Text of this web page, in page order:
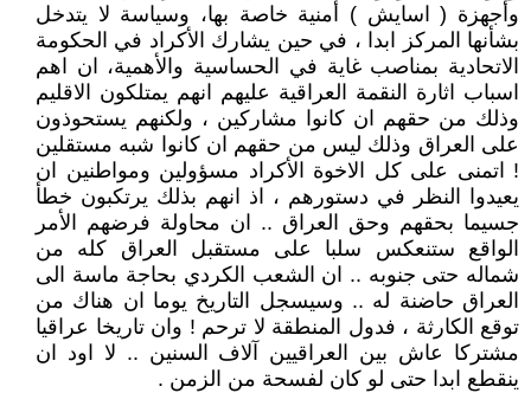
وأجهزة ( اسايش ) أمنية خاصة بها، وسياسة لا يتدخل
بشأنها المركز ابدا ، في حين يشارك الأكراد في الحكومة
الاتحادية بمناصب غاية في الحساسية والأهمية، ان اهم
اسباب اثارة النقمة العراقية عليهم انهم يمتلكون الاقليم
وذلك من حقهم ان كانوا مشاركين ، ولكنهم يستحوذون
على العراق وذلك ليس من حقهم ان كانوا شبه مستقلين
! اتمنى على كل الاخوة الأكراد مسؤولين ومواطنين ان
يعيدوا النظر في دستورهم ، اذ انهم بذلك يرتكبون خطأ
جسيما بحقهم وحق العراق .. ان محاولة فرضهم الأمر
الواقع ستنعكس سلبا على مستقبل العراق كله من
شماله حتى جنوبه .. ان الشعب الكردي بحاجة ماسة الى
العراق حاضنة له .. وسيسجل التاريخ يوما ان هناك من
توقع الكارثة ، فدول المنطقة لا ترحم ! وان تاريخا عراقيا
مشتركا عاش بين العراقيين آلاف السنين .. لا اود ان
ينقطع ابدا حتى لو كان لفسحة من الزمن .